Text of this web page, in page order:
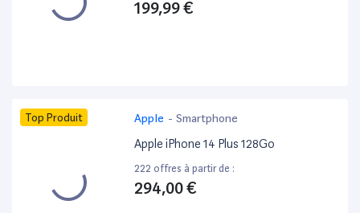
199,99 €
Top Produit Apple - Smartphone
Apple iPhone 14 Plus 128Go
222 offres à partir de :
294,00 €